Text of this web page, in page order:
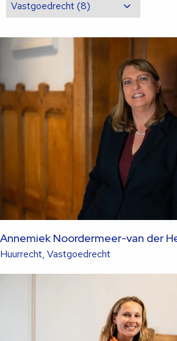
Annemiek Noordermeer-van der
Huurrecht, VastgoedrechtLees
deze
advocaat